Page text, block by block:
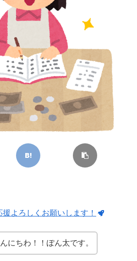
援よろしくお願いします！
にちわ！！ぽん太です。